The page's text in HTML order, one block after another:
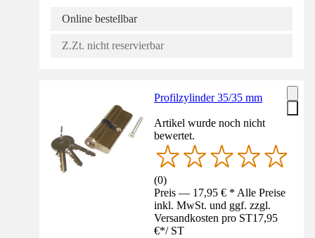
Online bestellbar
Z.Zt. nicht reservierbar
Profilzylinder 35/35 mm
Artikel wurde noch nicht
bewertet.
(0)
Preis — 17,95 € * Alle Preise
inkl. MwSt. und ggf. zzgl.
Versandkosten pro ST17,95
€*/ ST